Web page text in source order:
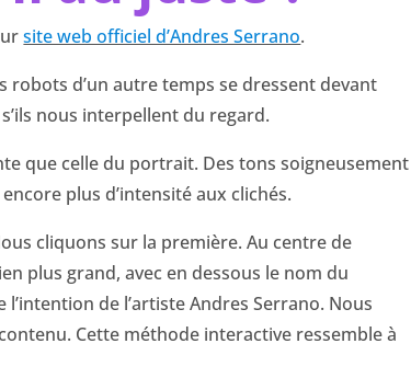
site web officiel d’Andres Serrano.
robots d’un autre temps se dressent devant
nous interpellent du regard.
que celle du portrait. Des tons soigneusement
plus d’intensité aux clichés.
cliquons sur la première. Au centre de
plus grand, avec en dessous le nom du
de l’artiste Andres Serrano. Nous
Cette méthode interactive ressemble à